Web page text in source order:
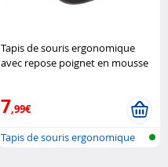
Tapis de souris ergonomique
avec repose poignet en mousse
7,99€
Tapis de souris ergonomique